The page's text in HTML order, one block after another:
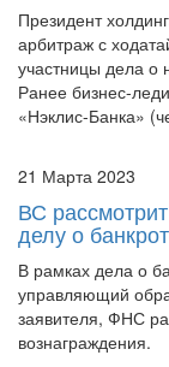
участницы дела о
Ранее бизнес-
«Нэклис-Банка»
21 Марта 2023
делу о
В рамках дела о
управляющий
заявителя, ФНС
вознаграждения.
20 Марта 2023